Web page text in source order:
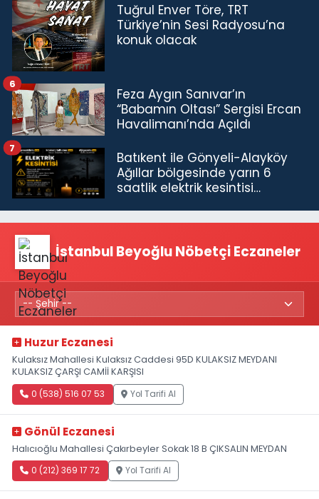
Tuğrul Enver Töre, TRT
Türkiye’nin Sesi Radyosu’na
konuk olacak
Feza Aygın Sanıvar’ın
“Babamın Oltası” Sergisi Ercan
Havalimanı’nda Açıldı
6
Batıkent ile Gönyeli-Alayköy
Ağıllar bölgesinde yarın 6
saatlik elektrik kesintisi…
7
İstanbul Beyoğlu Nöbetçi Eczaneler
Huzur Eczanesi
Kulaksız Mahallesi Kulaksız Caddesi 95D KULAKSIZ MEYDANI
KULAKSIZ ÇARŞI CAMİİ KARŞISI
0 (538) 516 07 53 Yol Tarifi Al
Gönül Eczanesi
Halıcıoğlu Mahallesi Çakırbeyler Sokak 18 B ÇIKSALIN MEYDAN
0 (212) 369 17 72 Yol Tarifi Al